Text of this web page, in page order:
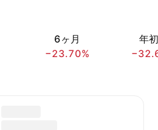
6ヶ月
−23.70%
年